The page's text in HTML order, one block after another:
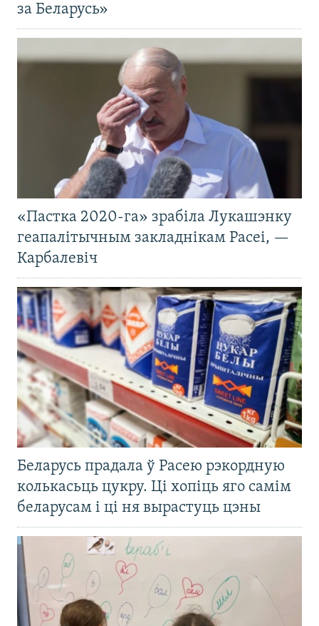
за Беларусь»
«Пастка 2020-га» зрабіла Лукашэнку
геапалітычным закладнікам Расеі, —
Карбалевіч
Беларусь прадала ў Расею рэкордную
колькасьць цукру. Ці хопіць яго самім
беларусам і ці ня вырастуць цэны